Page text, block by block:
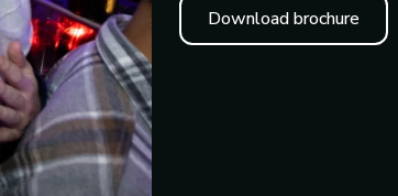
Download brochure